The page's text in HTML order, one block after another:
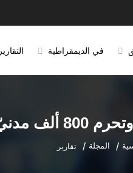
في الديمقراطية التقارير
المياه
المجلة تقارير